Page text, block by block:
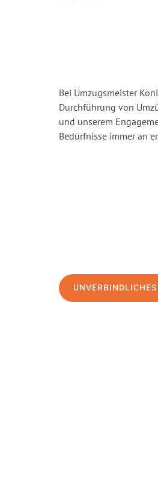
Bei Umzugsmeister
Durchführung von
und unserem
Bedürfnisse immer an